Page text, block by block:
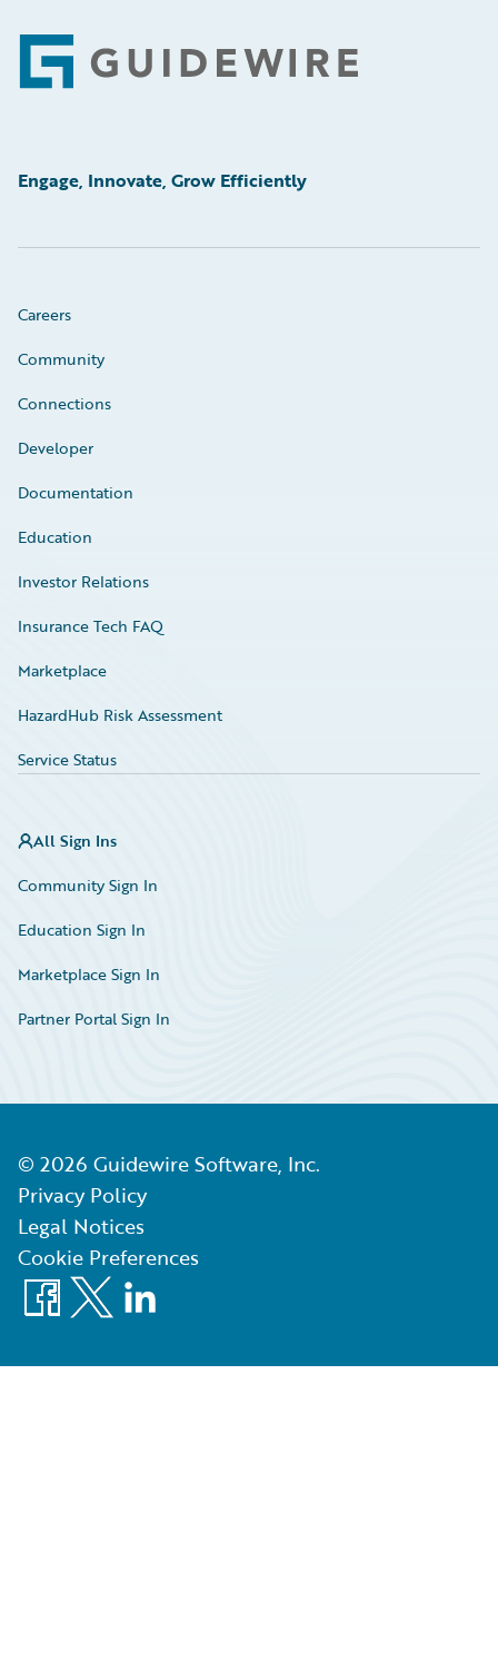
Footer
Engage, Innovate, Grow Efficiently
Careers
Community
Connections
Developer
Documentation
Education
Investor Relations
Insurance Tech FAQ
Marketplace
HazardHub Risk Assessment
Service Status
All Sign Ins
Community Sign In
Education Sign In
Marketplace Sign In
Partner Portal Sign In
© 2026 Guidewire Software, Inc.
Privacy Policy
Legal Notices
Cookie Preferences
Facebook
X LinkedIn